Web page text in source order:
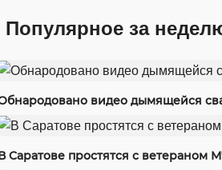
Популярное за
видео дымящейся
Саратове простятся с ветераном